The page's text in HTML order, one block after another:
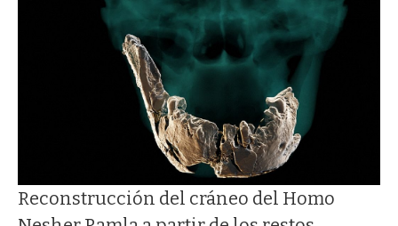
Reconstrucción del cráneo del Homo